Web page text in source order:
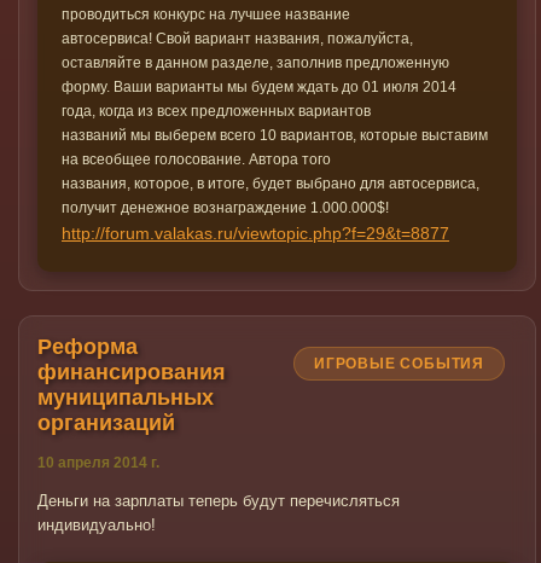
проводиться конкурс на лучшее название
автосервиса! Свой вариант названия, пожалуйста,
оставляйте в данном разделе, заполнив предложенную
форму. Ваши варианты мы будем ждать до 01 июля 2014
года, когда из всех предложенных вариантов
названий мы выберем всего 10 вариантов, которые выставим
на всеобщее голосование. Автора того
названия, которое, в итоге, будет выбрано для автосервиса,
получит денежное вознаграждение 1.000.000$!
http://forum.valakas.ru/viewtopic.php?f=29&t=8877
ИГРОВЫЕ СОБЫТИЯ
Реформа
финансирования
муниципальных
организаций
10 апреля 2014 г.
Деньги на зарплаты теперь будут перечисляться
индивидуально!